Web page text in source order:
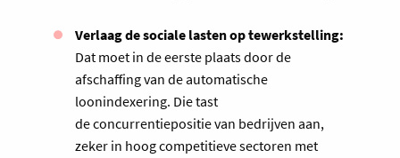
Verlaag de sociale lasten op tewerkstelling:
Dat moet in de eerste plaats door de
afschaffing van de automatische
loonindexering. Die tast
de concurrentiepositie van bedrijven aan,
zeker in hoog competitieve sectoren met